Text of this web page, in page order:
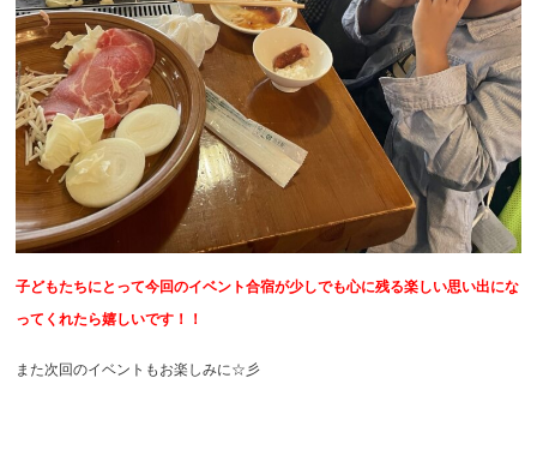
子どもたちにとって今回のイベント合宿が少しでも心に残る楽しい思い出にな
ってくれたら嬉しいです！！
また次回のイベントもお楽しみに☆彡